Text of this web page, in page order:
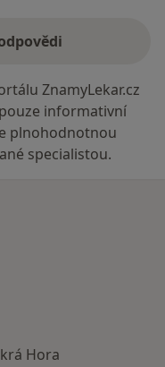
ZnamyLekar.cz
informativní
plnohodnotnou
specialistou.
Hora